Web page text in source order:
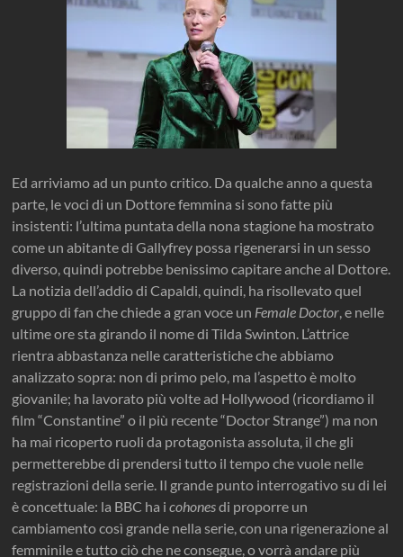
Ed arriviamo ad un punto critico. Da qualche anno a questa
parte, le voci di un Dottore femmina si sono fatte più
insistenti: l’ultima puntata della nona stagione ha mostrato
come un abitante di Gallyfrey possa rigenerarsi in un sesso
diverso, quindi potrebbe benissimo capitare anche al Dottore.
La notizia dell’addio di Capaldi, quindi, ha risollevato quel
gruppo di fan che chiede a gran voce un Female Doctor, e nelle
ultime ore sta girando il nome di Tilda Swinton. L’attrice
rientra abbastanza nelle caratteristiche che abbiamo
analizzato sopra: non di primo pelo, ma l’aspetto è molto
giovanile; ha lavorato più volte ad Hollywood (ricordiamo il
film “Constantine” o il più recente “Doctor Strange”) ma non
ha mai ricoperto ruoli da protagonista assoluta, il che gli
permetterebbe di prendersi tutto il tempo che vuole nelle
registrazioni della serie. Il grande punto interrogativo su di lei
è concettuale: la BBC ha icohonesdi proporre un
cambiamento così grande nella serie, con una rigenerazione al
femminile e tutto ciò che ne consegue, o vorrà andare più